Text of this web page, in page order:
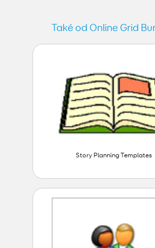
Také od Online Grid
Story Planning Templates